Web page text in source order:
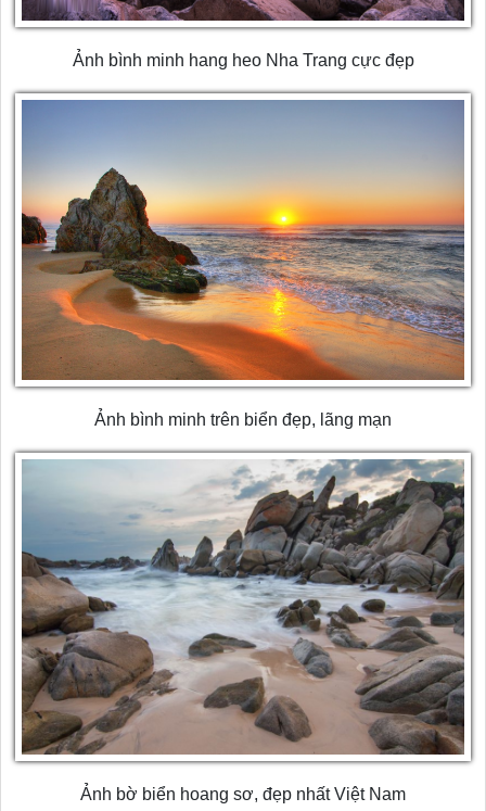
Ảnh bình minh hang heo Nha Trang cực đẹp
Ảnh bình minh trên biển đẹp, lãng mạn
Ảnh bờ biển hoang sơ, đẹp nhất Việt Nam